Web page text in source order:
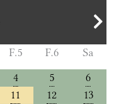
F.5 F.6
Sa
4 5
6
11 12
13